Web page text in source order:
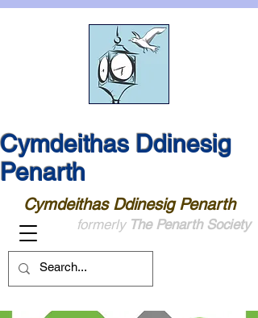
Cymdeithas Ddinesig
Penarth
Cymdeithas Ddinesig Penarth
formerly The Penarth Society